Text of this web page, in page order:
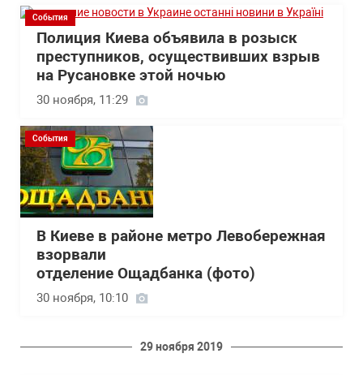
События
Полиция Киева объявила в розыск
преступников, осуществивших взрыв
на Русановке этой ночью
30 ноября, 11:29
События
В Киеве в районе метро Левобережная
взорвали
отделение Ощадбанка (фото)
30 ноября, 10:10
29 ноября 2019